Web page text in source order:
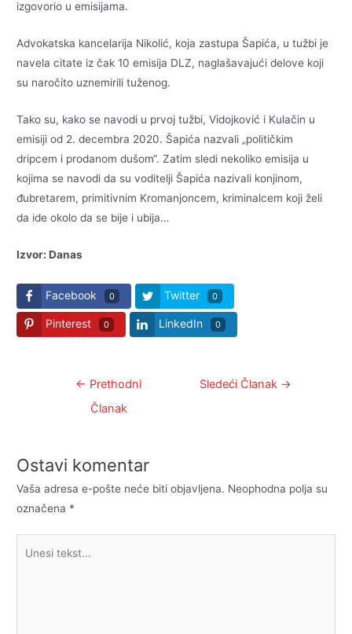
izgovorio u emisijama.
Advokatska kancelarija Nikolić, koja zastupa Šapića, u tužbi je
navela citate iz čak 10 emisija DLZ, naglašavajući delove koji
su naročito uznemirili tuženog.
Tako su, kako se navodi u prvoj tužbi, Vidojković i Kulačin u
emisiji od 2. decembra 2020. Šapića nazvali „političkim
dripcem i prodanom dušom“. Zatim sledi nekoliko emisija u
kojima se navodi da su voditelji Šapića nazivali konjinom,
đubretarem, primitivnim Kromanjoncem, kriminalcem koji želi
da ide okolo da se bije i ubija…
Izvor: Danas
Facebook 0 Twitter 0
Pinterest 0 LinkedIn 0
Kretanje← Prethodni
Članak
Sledeći Članak →
Ostavi komentar
Vaša adresa e-pošte neće biti objavljena. Neophodna polja su
označena *